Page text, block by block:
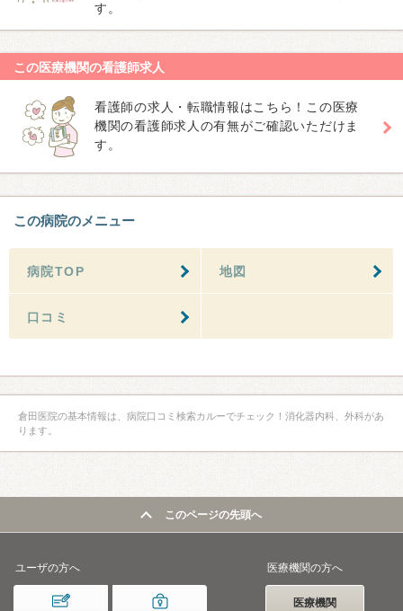
す。
この医療機関の看護師求人
看護師の求人・転職情報はこちら！この医療
機関の看護師求人の有無がご確認いただけま
す。
この病院のメニュー
病院TOP 地図
口コミ
倉田医院の基本情報は、病院口コミ検索カルーでチェック！消化器内科、外科があ
ります。
このページの先頭へ
ユーザの方へ 医療機関の方へ
医療機関